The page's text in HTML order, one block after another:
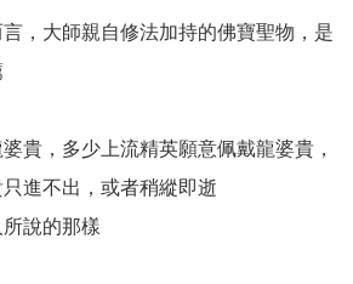
，大師親自修法加持的佛寶聖物，是
貴，多少上流精英願意佩戴龍婆貴，
進不出，或者稍縱即逝
說的那樣